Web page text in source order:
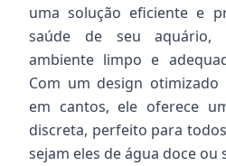
uma solução eficiente e
saúde de seu aquário,
ambiente limpo e
Com um design otimizado
em cantos, ele oferece
discreta, perfeito para
sejam eles de água doce ou